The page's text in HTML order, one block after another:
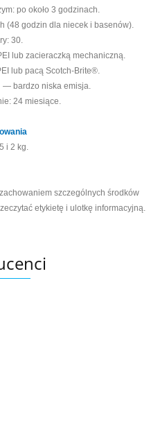
po około 3 godzinach.
(48 godzin dla niecek i basenów).
30.
lub zacieraczką mechaniczną.
lub pacą Scotch-Brite®.
— bardzo niska emisja.
24 miesiące.
i 2 kg.
szczególnych środków
etykietę i ulotkę informacyjną.